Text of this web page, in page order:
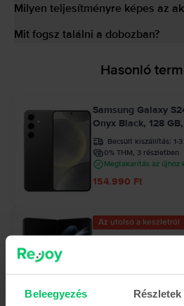
Beleegyezés Részletek
Milyen teljesítményre képes az
Mit fogsz találni a dobozban?
Hasonló
Samsung Galaxy
Onyx Black, 128
Becsült kiszállítás: 1-
0% THM, 3 részletben
Megtakarítás az újhoz
154.990 Ft
Az utolsó a készletről
Samsung Galaxy Z
302.990 Ft